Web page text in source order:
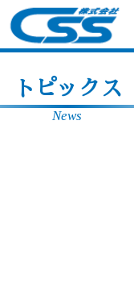
トピックス
News